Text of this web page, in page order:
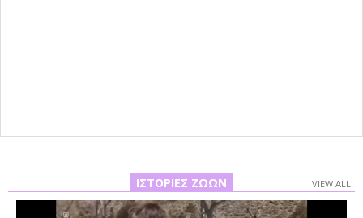
ΙΣΤΟΡΊΕΣ ΖΏΩΝ VIEW ALL